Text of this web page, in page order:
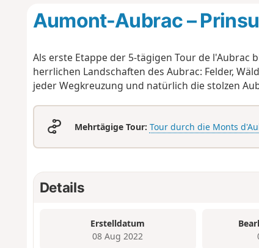
Aumont-Aubrac –
Als erste Etappe der 5-tägigen Tour de l'Aubrac
herrlichen Landschaften des Aubrac: Felder,
jeder Wegkreuzung und natürlich die stolzen
Mehrtägige Tour: Tour durch die Monts
Details
Erstelldatum
08 Aug 2022